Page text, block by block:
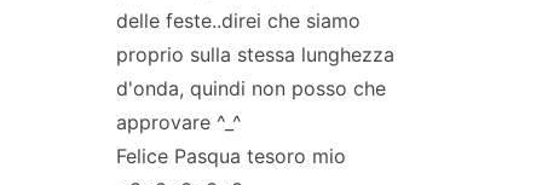
delle feste..direi che siamo
proprio sulla stessa lunghezza
d'onda, quindi non posso che
approvare ^_^
Felice Pasqua tesoro mio